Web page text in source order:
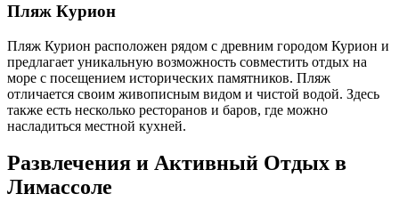
Пляж Курион
Пляж Курион расположен рядом с древним городом Курион и
предлагает уникальную возможность совместить отдых на
море с посещением исторических памятников. Пляж
отличается своим живописным видом и чистой водой. Здесь
также есть несколько ресторанов и баров, где можно
насладиться местной кухней.
Развлечения и Активный Отдых в
Лимассоле